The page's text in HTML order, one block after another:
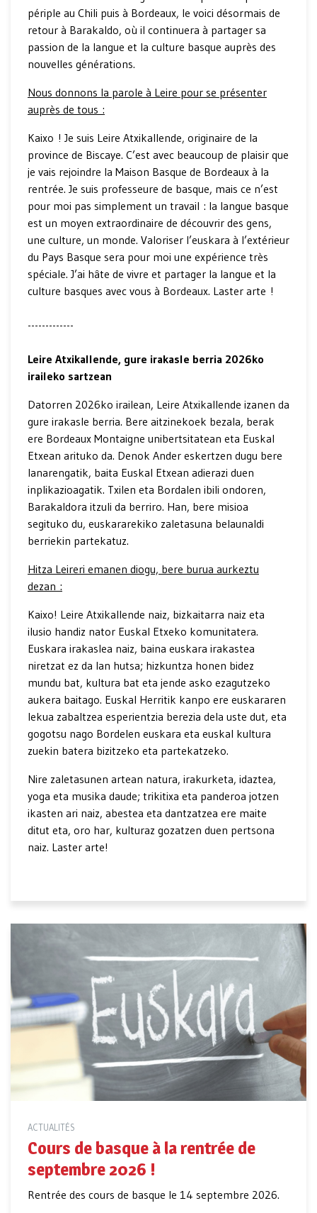
périple au Chili puis à Bordeaux, le voici désormais de
retour à Barakaldo, où il continuera à partager sa
passion de la langue et la culture basque auprès des
nouvelles générations.
Nous donnons la parole à Leire pour se présenter
auprès de tous :
Kaixo ! Je suis Leire Atxikallende, originaire de la
province de Biscaye. C’est avec beaucoup de plaisir que
je vais rejoindre la Maison Basque de Bordeaux à la
rentrée. Je suis professeure de basque, mais ce n’est
pour moi pas simplement un travail : la langue basque
est un moyen extraordinaire de découvrir des gens,
une culture, un monde. Valoriser l’euskara à l’extérieur
du Pays Basque sera pour moi une expérience très
spéciale. J’ai hâte de vivre et partager la langue et la
culture basques avec vous à Bordeaux. Laster arte !
-------------
Leire Atxikallende, gure irakasle berria 2026ko
iraileko sartzean
Datorren 2026ko irailean, Leire Atxikallende izanen da
gure irakasle berria. Bere aitzinekoek bezala, berak
ere Bordeaux Montaigne unibertsitatean eta Euskal
Etxean arituko da. Denok Ander eskertzen dugu bere
lanarengatik, baita Euskal Etxean adierazi duen
inplikazioagatik. Txilen eta Bordalen ibili ondoren,
Barakaldora itzuli da berriro. Han, bere misioa
segituko du, euskararekiko zaletasuna belaunaldi
berriekin partekatuz.
Hitza Leireri emanen diogu, bere burua aurkeztu
dezan :
Kaixo! Leire Atxikallende naiz, bizkaitarra naiz eta
ilusio handiz nator Euskal Etxeko komunitatera.
Euskara irakaslea naiz, baina euskara irakastea
niretzat ez da lan hutsa; hizkuntza honen bidez
mundu bat, kultura bat eta jende asko ezagutzeko
aukera baitago. Euskal Herritik kanpo ere euskararen
lekua zabaltzea esperientzia berezia dela uste dut, eta
gogotsu nago Bordelen euskara eta euskal kultura
zuekin batera bizitzeko eta partekatzeko.
Nire zaletasunen artean natura, irakurketa, idaztea,
yoga eta musika daude; trikitixa eta panderoa jotzen
ikasten ari naiz, abestea eta dantzatzea ere maite
ditut eta, oro har, kulturaz gozatzen duen pertsona
naiz. Laster arte!
ACTUALITÉS
Cours de basque à la rentrée de
septembre 2026 !
Rentrée des cours de basque le 14 septembre 2026.